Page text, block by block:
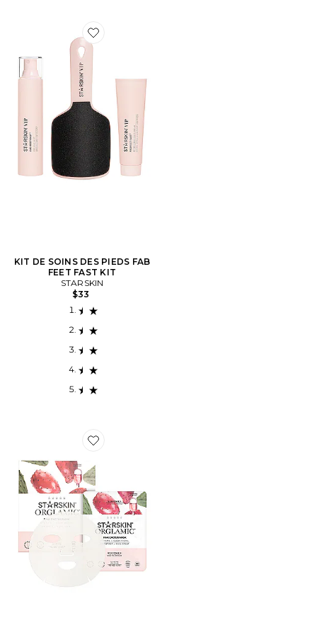
Favorite KIT DE SOINS DES PIEDS FAB FEET FAST KIT
KIT DE SOINS DES PIEDS FAB
FEET FAST KIT
STARSKIN
$33
Favorite MASQUE CACTUS ROSE PINK CACTUS